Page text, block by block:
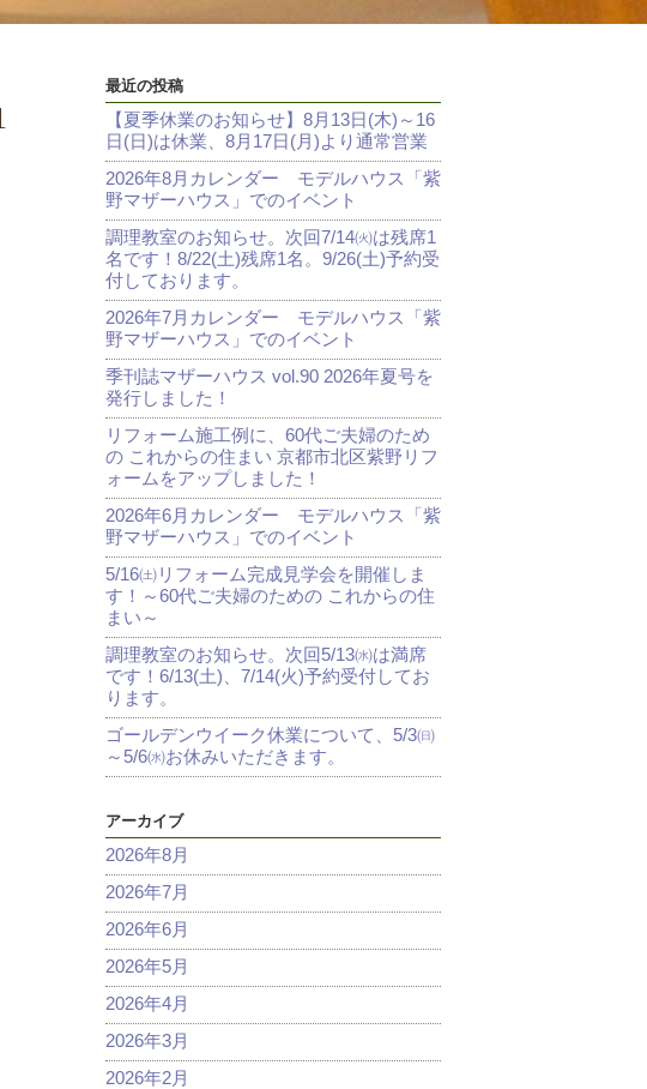
最近の投稿
【夏季休業のお知らせ】8月13日(木)～16
日(日)は休業、8月17日(月)より通常営業
2026年8月カレンダー モデルハウス「紫
野マザーハウス」でのイベント
調理教室のお知らせ。次回7/14㈫は残席1
名です！8/22(土)残席1名。9/26(土)予約受
付しております。
2026年7月カレンダー モデルハウス「紫
野マザーハウス」でのイベント
季刊誌マザーハウス vol.90 2026年夏号を
発行しました！
リフォーム施工例に、60代ご夫婦のため
の これからの住まい 京都市北区紫野リフ
ォームをアップしました！
2026年6月カレンダー モデルハウス「紫
野マザーハウス」でのイベント
5/16㈯リフォーム完成見学会を開催しま
す！～60代ご夫婦のための これからの住
まい～
調理教室のお知らせ。次回5/13㈬は満席
です！6/13(土)、7/14(火)予約受付してお
ります。
ゴールデンウイーク休業について、5/3㈰
～5/6㈬お休みいただきます。
アーカイブ
2026年8月
2026年7月
2026年6月
2026年5月
2026年4月
2026年3月
2026年2月